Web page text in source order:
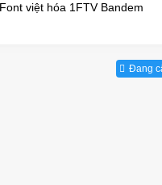
Font việt hóa 1FTV Bandem
Đang